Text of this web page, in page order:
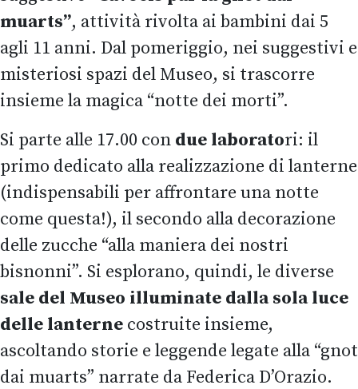
muarts”, attività rivolta ai bambini dai 5
agli 11 anni. Dal pomeriggio, nei suggestivi e
misteriosi spazi del Museo, si trascorre
insieme la magica “notte dei morti”.
Si parte alle 17.00 con due laboratori: il
primo dedicato alla realizzazione di lanterne
(indispensabili per affrontare una notte
come questa!), il secondo alla decorazione
delle zucche “alla maniera dei nostri
bisnonni”. Si esplorano, quindi, le diverse
sale del Museo illuminate dalla sola luce
delle lanterne costruite insieme,
ascoltando storie e leggende legate alla “gnot
dai muarts” narrate da Federica D’Orazio.